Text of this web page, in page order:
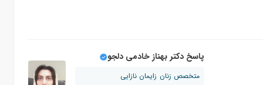
پاسخ دکتر بهناز خادمی دلجو
متخصص زنان زایمان نازایی